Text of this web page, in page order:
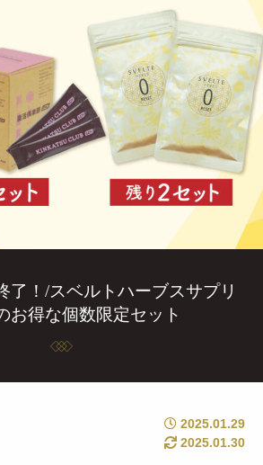
了！/スベルトハーブスサプリ
お得な個数限定セット
2025.01.29
2025.01.30